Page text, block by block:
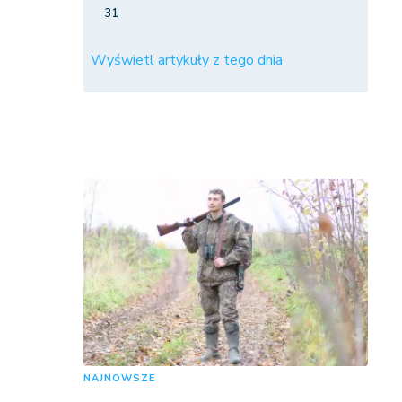
31
Wyświetl artykuły z tego dnia
NAJNOWSZE